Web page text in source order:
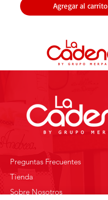
Agregar al carrito
Preguntas Frecuentes
Tienda
Sobre Nosotros